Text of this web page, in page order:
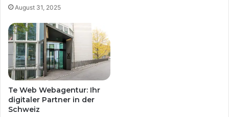
August 31, 2025
Te Web Webagentur: Ihr
digitaler Partner in der
Schweiz